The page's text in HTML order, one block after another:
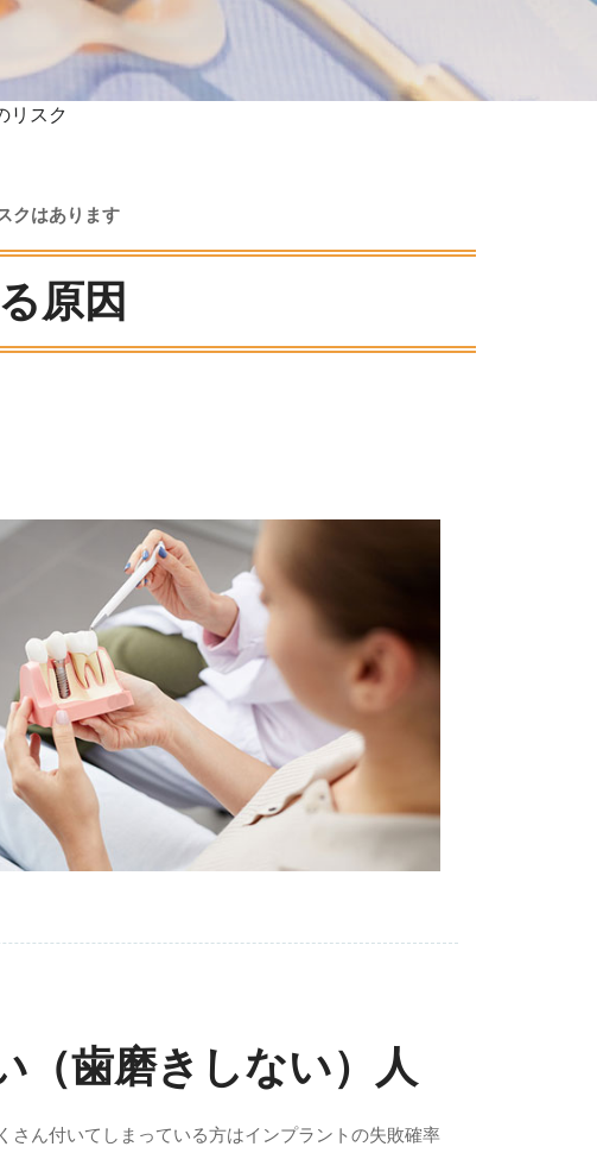
リスク
クはあります
原因
（歯磨きしない）人
さん付いてしまっている方はインプラントの失敗確率